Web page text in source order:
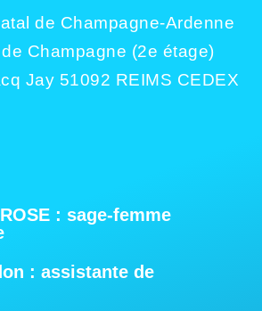
de Champagne-Ardenne
Champagne (2e étage)
Jay 51092 REIMS CEDEX
: sage-femme
: assistante de